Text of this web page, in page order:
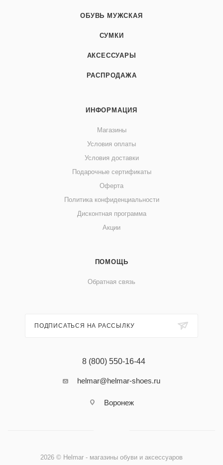
ОБУВЬ МУЖСКАЯ
СУМКИ
АКСЕССУАРЫ
РАСПРОДАЖА
ИНФОРМАЦИЯ
Магазины
Условия оплаты
Условия доставки
Подарочные сертификаты
Оферта
Политика конфиденциальности
Дисконтная программа
Акции
ПОМОЩЬ
Обратная связь
ПОДПИСАТЬСЯ НА РАССЫЛКУ
8 (800) 550-16-44
helmar@helmar-shoes.ru
Воронеж
2026 © Helmar - магазины обуви и аксессуаров